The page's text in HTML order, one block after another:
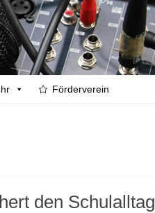
Förderverein
den Schulalltag